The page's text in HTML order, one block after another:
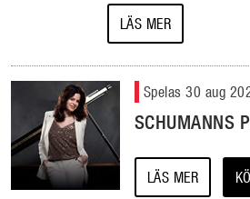
LÄS MER
Spelas 30 aug
SCHUMANNS
LÄS MER